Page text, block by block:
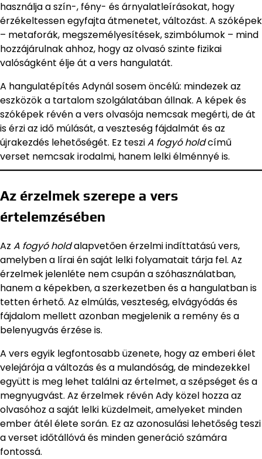
használja a szín-, fény- és árnyalatleírásokat, hogy
érzékeltessen egyfajta átmenetet, változást. A szóképek
– metaforák, megszemélyesítések, szimbólumok – mind
hozzájárulnak ahhoz, hogy az olvasó szinte fizikai
valóságként élje át a vers hangulatát.
A hangulatépítés Adynál sosem öncélú: mindezek az
eszközök a tartalom szolgálatában állnak. A képek és
szóképek révén a vers olvasója nemcsak megérti, de át
is érzi az idő múlását, a veszteség fájdalmát és az
újrakezdés lehetőségét. Ez tesziA fogyó holdcímű
verset nemcsak irodalmi, hanem lelki élménnyé is.
Az érzelmek szerepe a vers
értelemzésében
Az A fogyó holdalapvetően érzelmi indíttatású vers,
amelyben a lírai én saját lelki folyamatait tárja fel. Az
érzelmek jelenléte nem csupán a szóhasználatban,
hanem a képekben, a szerkezetben és a hangulatban is
tetten érhető. Az elmúlás, veszteség, elvágyódás és
fájdalom mellett azonban megjelenik a remény és a
belenyugvás érzése is.
A vers egyik legfontosabb üzenete, hogy az emberi élet
velejárója a változás és a mulandóság, de mindezekkel
együtt is meg lehet találni az értelmet, a szépséget és a
megnyugvást. Az érzelmek révén Ady közel hozza az
olvasóhoz a saját lelki küzdelmeit, amelyeket minden
ember átél élete során. Ez az azonosulási lehetőség teszi
a verset időtállóvá és minden generáció számára
fontossá.